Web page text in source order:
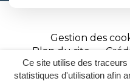
Ce site utilise des
statistiques d'utilisation afin
Gestion des
Plan du site
Site